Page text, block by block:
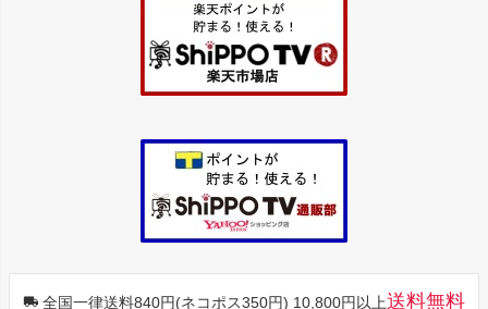
全国一律送料840円(ネコポス350円) 10,800円以上送料無料